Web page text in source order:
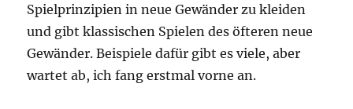
Spielprinzipien in neue Gewänder zu kleiden
und gibt klassischen Spielen des öfteren neue
Gewänder. Beispiele dafür gibt es viele, aber
wartet ab, ich fang erstmal vorne an.